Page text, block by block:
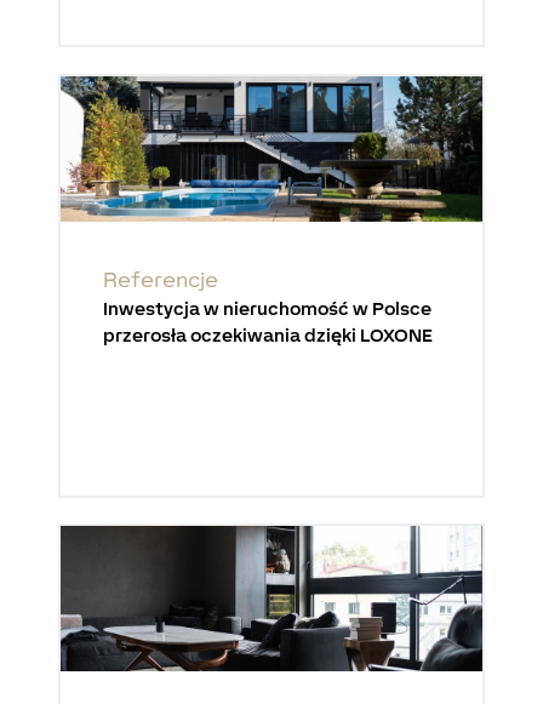
Referencje
Inwestycja w nieruchomość w Polsce
przerosła oczekiwania dzięki LOXONE